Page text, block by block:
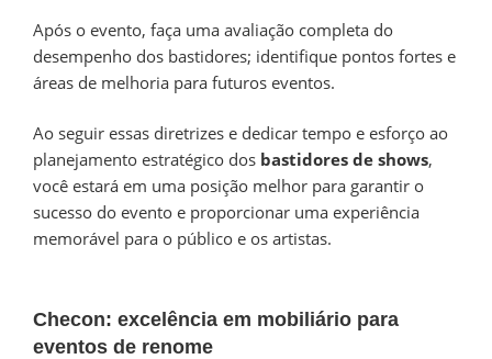
Após o evento, faça uma avaliação completa do
desempenho dos bastidores; identifique pontos fortes e
áreas de melhoria para futuros eventos.
Ao seguir essas diretrizes e dedicar tempo e esforço ao
planejamento estratégico dos bastidores de shows,
você estará em uma posição melhor para garantir o
sucesso do evento e proporcionar uma experiência
memorável para o público e os artistas.
Checon: excelência em mobiliário para
eventos de renome